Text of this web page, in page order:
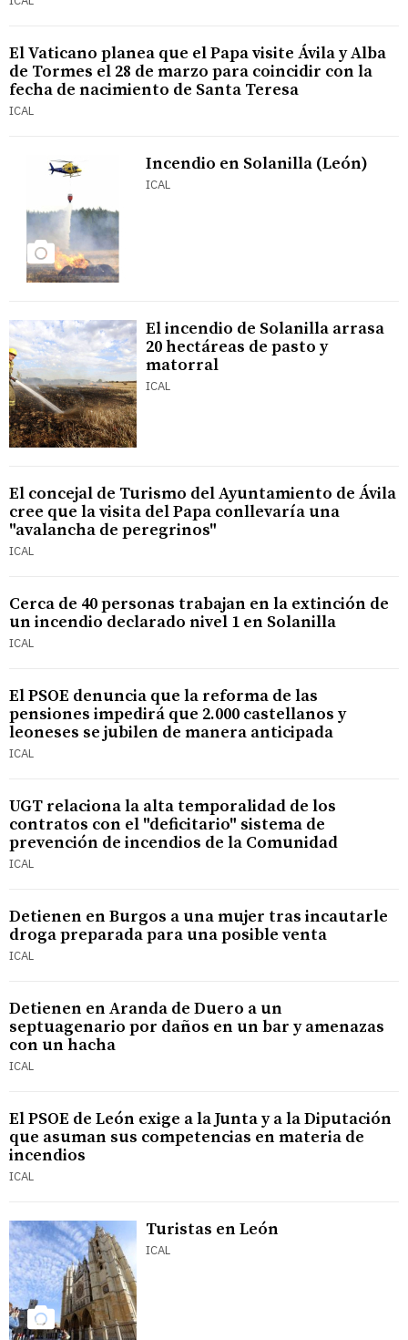
El Vaticano planea que el Papa visite Ávila y Alba
de Tormes el 28 de marzo para coincidir con la
fecha de nacimiento de Santa Teresa
ICAL
Incendio en Solanilla (León)
ICAL
El incendio de Solanilla arrasa
20 hectáreas de pasto y
matorral
ICAL
El concejal de Turismo del Ayuntamiento de Ávila
cree que la visita del Papa conllevaría una
"avalancha de peregrinos"
ICAL
Cerca de 40 personas trabajan en la extinción de
un incendio declarado nivel 1 en Solanilla
ICAL
El PSOE denuncia que la reforma de las
pensiones impedirá que 2.000 castellanos y
leoneses se jubilen de manera anticipada
ICAL
UGT relaciona la alta temporalidad de los
contratos con el "deficitario" sistema de
prevención de incendios de la Comunidad
ICAL
Detienen en Burgos a una mujer tras incautarle
droga preparada para una posible venta
ICAL
Detienen en Aranda de Duero a un
septuagenario por daños en un bar y amenazas
con un hacha
ICAL
El PSOE de León exige a la Junta y a la Diputación
que asuman sus competencias en materia de
incendios
ICAL
Turistas en León
ICAL